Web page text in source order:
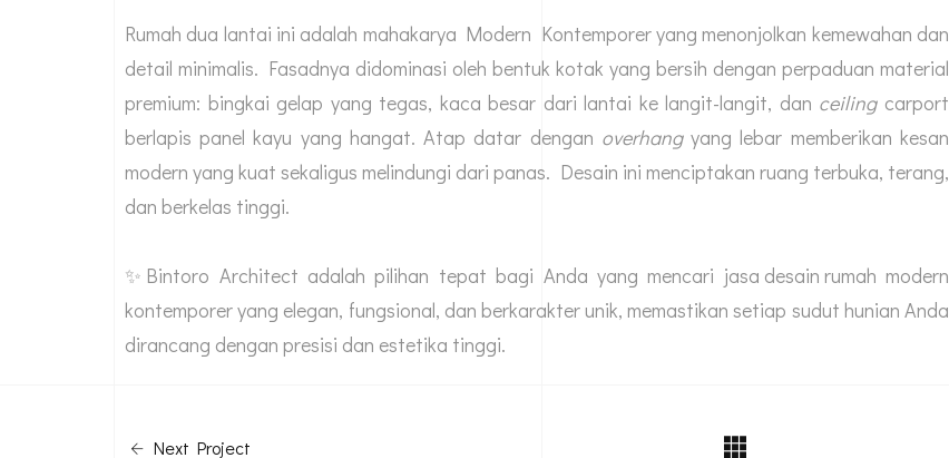
Rumah dua lantai ini adalah mahakarya Modern Kontemporer yang menonjolkan kemewahan dan
detail minimalis. Fasadnya didominasi oleh bentuk kotak yang bersih dengan perpaduan material
premium: bingkai gelap yang tegas, kaca besar dari lantai ke langit-langit, dan ceilingcarport
berlapis panel kayu yang hangat. Atap datar dengan overhangyang lebar memberikan kesan
modern yang kuat sekaligus melindungi dari panas. Desain ini menciptakan ruang terbuka, terang,
dan berkelas tinggi.
✨Bintoro Architect adalah pilihan tepat bagi Anda yang mencari jasa desain rumah modern
kontemporer yang elegan, fungsional, dan berkarakter unik, memastikan setiap sudut hunian Anda
dirancang dengan presisi dan estetika tinggi.
Next Project